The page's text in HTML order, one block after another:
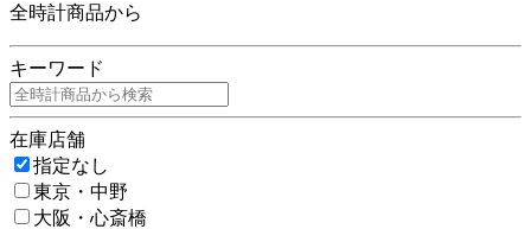
全時計商品から
キーワード
在庫店舗
指定なし
東京・中野
大阪・心斎橋